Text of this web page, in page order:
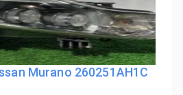
Murano 260251AH1C